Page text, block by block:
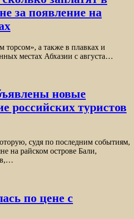
за появление на
а также в плавках и
местах Абхазии с августа…
новые
российских туристов
судя по последним событиям,
на райском острове Бали,
по цене с